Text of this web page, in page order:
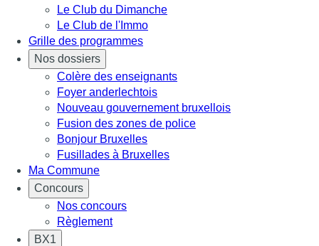
Le Club du Dimanche
Le Club de l'Immo
Grille des programmes
Nos dossiers
Colère des enseignants
Foyer anderlechtois
Nouveau gouvernement bruxellois
Fusion des zones de police
Bonjour Bruxelles
Fusillades à Bruxelles
Ma Commune
Concours
Nos concours
Règlement
BX1